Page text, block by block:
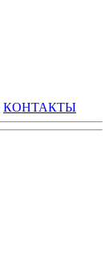
КОНТАКТЫ